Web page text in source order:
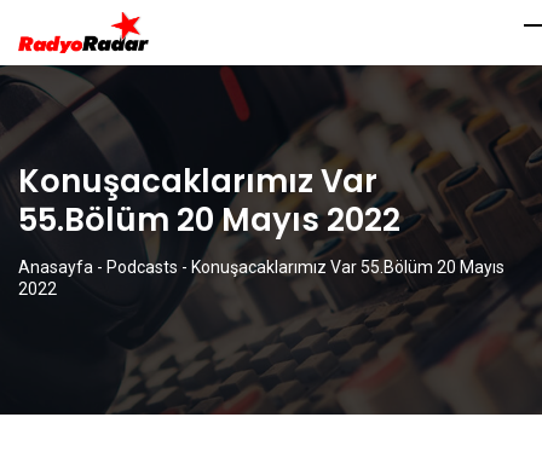
Konuşacaklarımız Var
55.Bölüm 20 Mayıs 2022
Anasayfa - Podcasts - Konuşacaklarımız Var 55.Bölüm 20 Mayıs
2022